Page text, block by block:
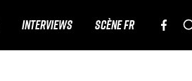
INTERVIEWS SCÈNE FR